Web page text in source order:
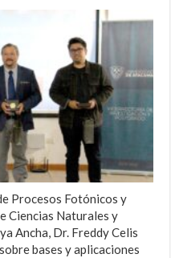
Procesos Fotónicos y
Ciencias Naturales y
Ancha, Dr. Freddy Celis
bases y aplicaciones